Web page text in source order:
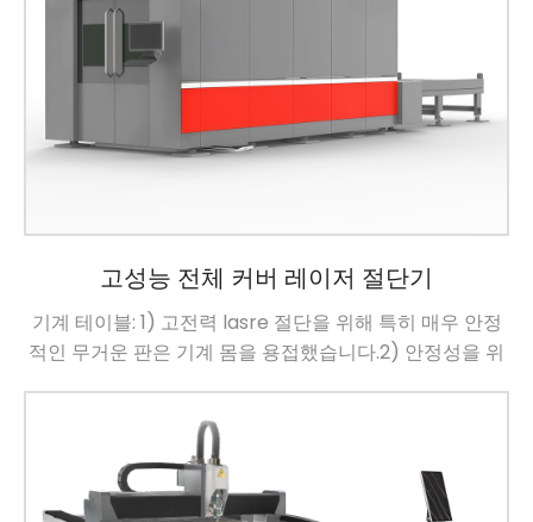
고성능 전체 커버 레이저 절단기
기계 테이블: 1) 고전력 lasre 절단을 위해 특히 매우 안정
적인 무거운 판은 기계 몸을 용접했습니다.2) 안정성을 위
율적인 열 분산 및 먼지 제거는 더 긴 기계 수명을 할 수 있
습니다.기계 기름: […]를 가진 1) 항공 급료 알루미늄 광속